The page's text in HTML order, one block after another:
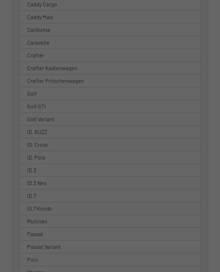
Caddy Cargo
Caddy Maxi
California
Caravelle
Crafter
Crafter Kastenwagen
Crafter Pritschenwagen
Golf
Golf GTI
Golf Variant
ID. BUZZ
ID. Cross
ID. Polo
ID.3
ID.3 Neo
ID.7
ID.7 Kombi
Multivan
Passat
Passat Variant
Polo